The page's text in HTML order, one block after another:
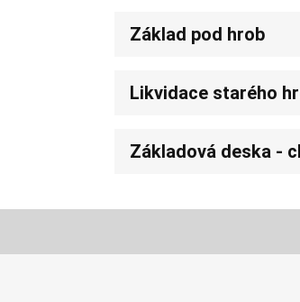
Základ pod hrob
Likvidace starého
Základová deska -